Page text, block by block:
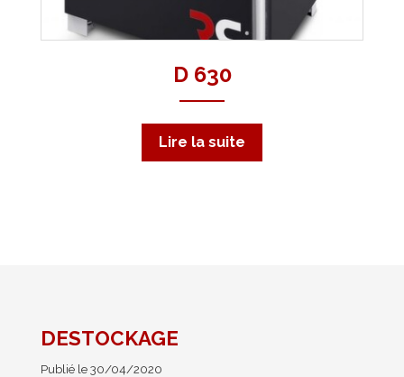
D 630
Lire la suite
DESTOCKAGE
Publié le 30/04/2020